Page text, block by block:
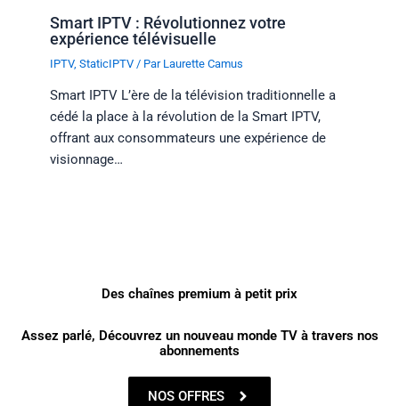
Smart IPTV : Révolutionnez votre
expérience télévisuelle
IPTV,StaticIPTV / Par Laurette Camus
Smart IPTV L’ère de la télévision traditionnelle a
cédé la place à la révolution de la Smart IPTV,
offrant aux consommateurs une expérience de
visionnage…
Des chaînes premium à petit prix
Assez parlé, Découvrez un nouveau monde TV à travers nos
abonnements
NOS OFFRES